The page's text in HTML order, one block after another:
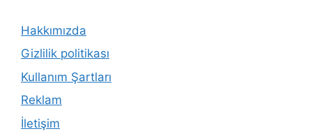
Hakkımızda
Gizlilik politikası
Kullanım Şartları
Reklam
İletişim